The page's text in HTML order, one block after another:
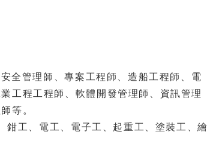
全管理師、專案工程師、造船工程師、電
工程工程師、軟體開發管理師、資訊管理
等。
工、電工、電子工、起重工、塗裝工、繪